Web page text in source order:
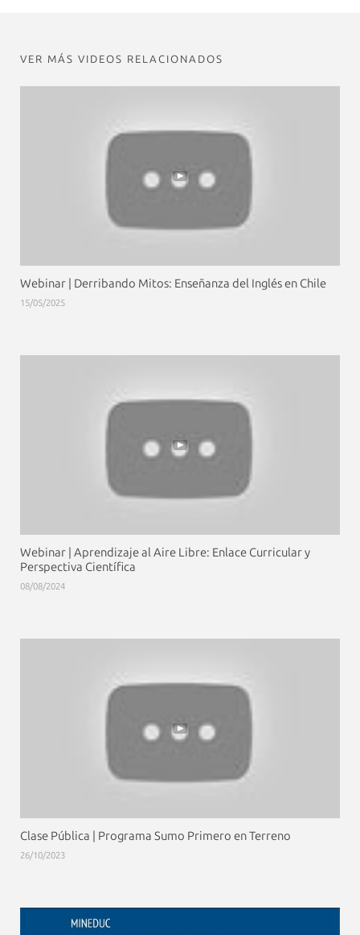
VER MÁS VIDEOS RELACIONADOS
Webinar | Derribando Mitos: Enseñanza del Inglés en Chile
15/05/2025
Webinar | Aprendizaje al Aire Libre: Enlace Curricular y
Perspectiva Científica
08/08/2024
Clase Pública | Programa Sumo Primero en Terreno
26/10/2023